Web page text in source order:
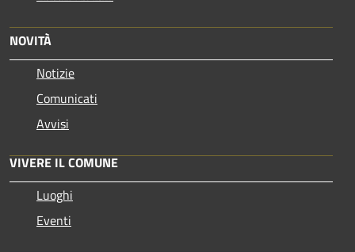
NOVITÀ
Notizie
Comunicati
Avvisi
VIVERE IL COMUNE
Luoghi
Eventi